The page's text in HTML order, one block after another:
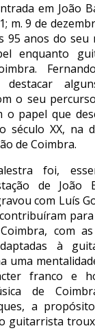
em João
m. 9 de
95 anos do seu
enquanto
o seu
o papel que
século XX, na
de Coimbra.
foi,
de João
com Luís
com
à
uma
franco e
de
a
guitarrista